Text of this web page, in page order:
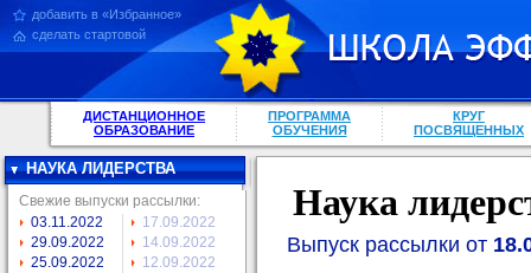
добавить в «Избранное»
сделать стартовой
ДИСТАНЦИОННОЕ
ОБРАЗОВАНИЕ
ПРОГРАММА
ОБУЧЕНИЯ
КРУГ
ПОСВЯЩЕННЫХ
НАУКА ЛИДЕРСТВА
Свежие выпуски рассылки:
03.11.2022
29.09.2022
25.09.2022
17.09.2022
14.09.2022
12.09.2022
Наука
Выпуск рассылки от